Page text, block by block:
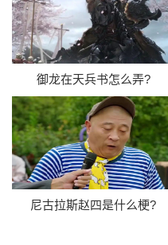
御龙在天兵书怎么弄?
尼古拉斯赵四是什么梗?